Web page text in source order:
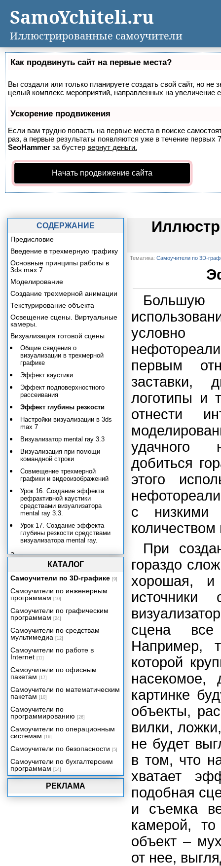
Как продвинуть сайт на первые места?
Вы создали или только планируете создать свой сайт, но не
целый комплекс мероприятий, направленных на увеличение
Ускорение продвижения
Если вам трудно попасть на первые места в поиске
раз, а первые результаты появляются уже в течение первых
SeoHammer за бустер вернут деньги.
Начать продвижение сайта
Тематика: Самоучители по 3D-
условно
первым
заставки,
логотипы и
отнести
удачного
добиться
этого
с низкими
количеством
При
гораздо
хорошая, и
источники
сцена все
Например,
которой
картинке
объекты,
вилки,
не будет
в том, что
хватает
подобная
и съемка
камерой,
объект –
от нее,
РЕКЛАМА
СОДЕРЖАНИЕ
Предисловие
Введение в трехмерную графику
Основные принципы работы в
3ds max 7
Моделирование
Создание трехмерной анимации
Текстурирование объекта
Освещение сцены. Виртуальные
камеры.
Визуализация готовой сцены
Общие сведения о
визуализации в трехмерной
графике
Эффект каустики
Эффект подповерхностного
рассеивания
Эффект глубины резкости
Настройки визуализации в 3ds
max 7
Визуализатор mental ray 3.3
Визуализация при помощи
командной строки
Совмещение трехмерной
графики и видеоизображений
Урок 16. Создание эффекта
рефрактивной каустики
средствами визуализатора
mental ray 3.3.
Урок 17. Создание эффекта
глубины резкости средствами
визуализатора mental ray.
Заключение
ПриложениеКАТАЛОГ
Самоучители по 3D-графике [9]
Самоучители по инженерным
программам [10]
Самоучители по графическим
программам [24]
Самоучители по средствам
мультимедиа [12]
Самоучители по работе в
Internet [11]
Самоучители по офисным
пакетам [17]
Самоучители по математическим
пакетам [10]
Самоучители по
программированию [26]
Самоучители по операционным
системам [16]
Самоучители по безопасности [5]
Самоучители по бухгалтерским
программам [14]
SamoYchiteli.ru
Иллюстрированные самоучители